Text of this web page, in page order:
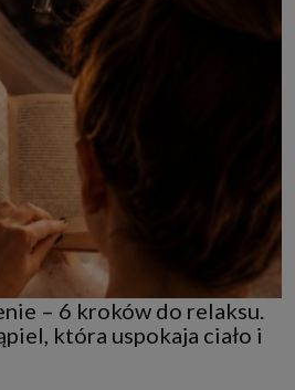
– 6 kroków do relaksu.
która uspokaja ciało i